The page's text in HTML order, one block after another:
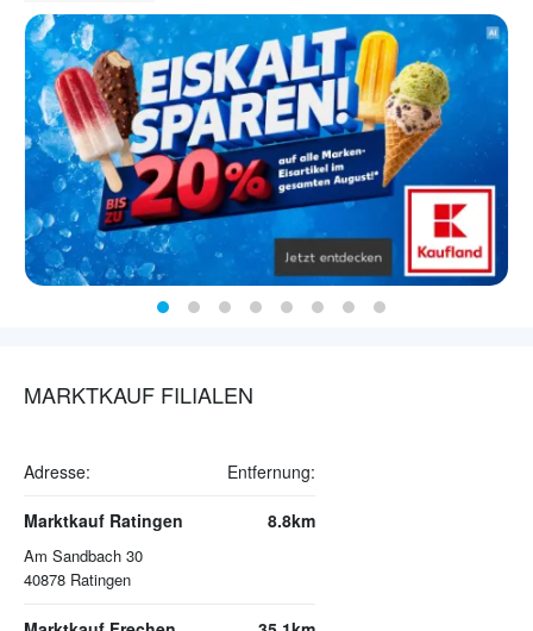
MARKTKAUF FILIALEN
Adresse: Entfernung:
Marktkauf Ratingen
Am Sandbach 30
40878 Ratingen
8.8km